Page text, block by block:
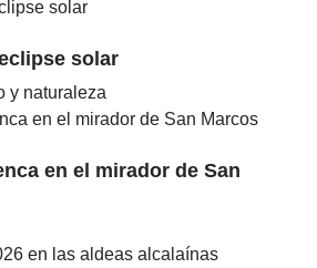
solar
y naturaleza
en el mirador de San